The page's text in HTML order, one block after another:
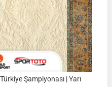
Şampiyonası | Yarı